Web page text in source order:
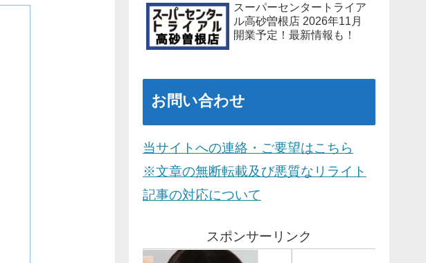
スーパーセンタートライア
ル高砂曽根店 2026年11月
開業予定！最新情報も！
お問い合わせ
当サイトへの連絡・ご要望はこちら
※文章の無断転載及び悪質なリライト
記事の対応について
スポンサーリンク